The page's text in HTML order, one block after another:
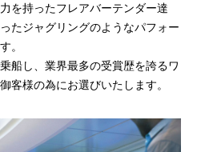
を持ったフレアバーテンダー達
たジャグリングのようなパフォー
。
船し、業界最多の受賞歴を誇るワ
客様の為にお選びいたします。